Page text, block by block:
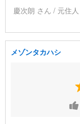
慶次朗 さん / 元住
メゾンタカハシ